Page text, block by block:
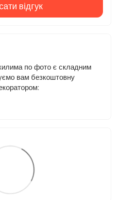
відгук
по фото є складним
вам безкоштовну